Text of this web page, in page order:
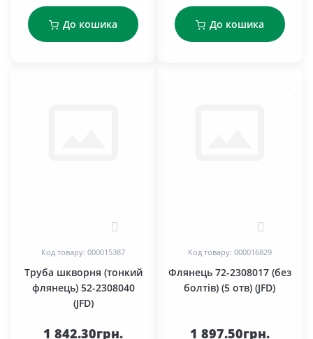
До кошика До кошика
0
Код товару: 000015387
Труба шкворня (тонкий
флянець) 52-2308040
(JFD)
1 842.30грн.
0
Код товару: 000016829
Флянець 72-2308017 (без
болтів) (5 отв) (JFD)
1 897.50грн.